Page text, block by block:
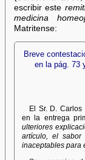
escribir este
medicina
Matritense:
Breve
en la pág. 73
El Sr. D.
en la entrega
ulteriores
artículo, el
inaceptables para